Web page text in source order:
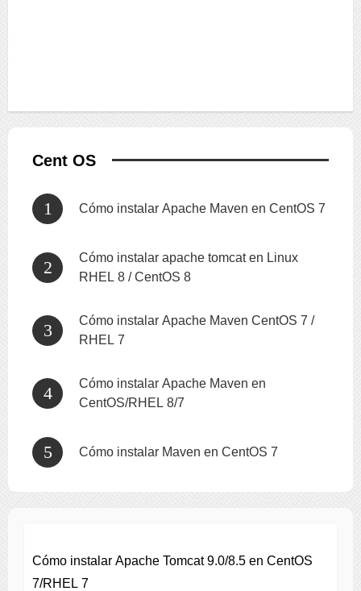
Cent OS
Cómo instalar Apache Maven en CentOS 7
Cómo instalar apache tomcat en Linux
RHEL 8 / CentOS 8
Cómo instalar Apache Maven CentOS 7 /
RHEL 7
Cómo instalar Apache Maven en
CentOS/RHEL 8/7
Cómo instalar Maven en CentOS 7
Cómo instalar Apache Tomcat 9.0/8.5 en CentOS
7/RHEL 7